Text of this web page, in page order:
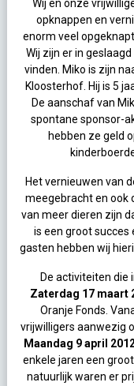
Wij en onze
opknappen en
enorm veel
Wij zijn er in
vinden. Miko is zijn
Kloosterhof. Hij is 5
De aanschaf van
spontane sponsor-
hebben ze geld
Het vernieuwen van
meegebracht en ook
van meer dieren zijn
is een groot succes
gasten hebben wij
De activiteiten die
Zaterdag 17 maart
Oranje Fonds.
vrijwilligers aanwezig
Maandag 9 april
enkele jaren een
natuurlijk waren er